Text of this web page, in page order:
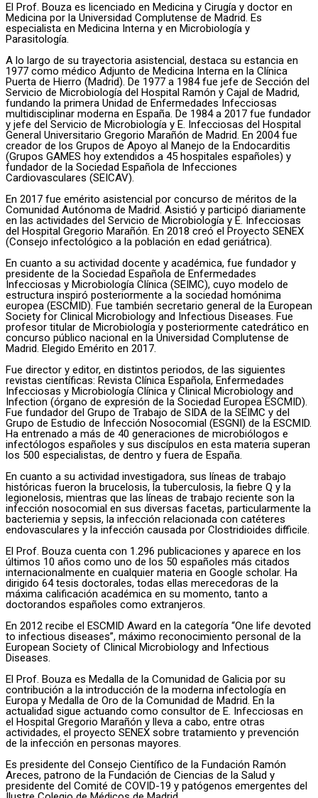
El Prof. Bouza es licenciado en Medicina y Cirugía y doctor en
Medicina por la Universidad Complutense de Madrid. Es
especialista en Medicina Interna y en Microbiología y
Parasitología.
A lo largo de su trayectoria asistencial, destaca su estancia en
1977 como médico Adjunto de Medicina Interna en la Clínica
Puerta de Hierro (Madrid). De 1977 a 1984 fue jefe de Sección del
Servicio de Microbiología del Hospital Ramón y Cajal de Madrid,
fundando la primera Unidad de Enfermedades Infecciosas
multidisciplinar moderna en España. De 1984 a 2017 fue fundador
y jefe del Servicio de Microbiología y E. Infecciosas del Hospital
General Universitario Gregorio Marañón de Madrid. En 2004 fue
creador de los Grupos de Apoyo al Manejo de la Endocarditis
(Grupos GAMES hoy extendidos a 45 hospitales españoles) y
fundador de la Sociedad Española de Infecciones
Cardiovasculares (SEICAV).
En 2017 fue emérito asistencial por concurso de méritos de la
Comunidad Autónoma de Madrid. Asistió y participó diariamente
en las actividades del Servicio de Microbiología y E. Infecciosas
del Hospital Gregorio Marañón. En 2018 creó el Proyecto SENEX
(Consejo infectológico a la población en edad geriátrica).
En cuanto a su actividad docente y académica, fue fundador y
presidente de la Sociedad Española de Enfermedades
Infecciosas y Microbiología Clínica (SEIMC), cuyo modelo de
estructura inspiró posteriormente a la sociedad homónima
europea (ESCMID). Fue también secretario general de la European
Society for Clinical Microbiology and Infectious Diseases. Fue
profesor titular de Microbiología y posteriormente catedrático en
concurso público nacional en la Universidad Complutense de
Madrid. Elegido Emérito en 2017.
Fue director y editor, en distintos periodos, de las siguientes
revistas científicas: Revista Clínica Española, Enfermedades
Infecciosas y Microbiología Clínica y Clinical Microbiology and
Infection (órgano de expresión de la Sociedad Europea ESCMID).
Fue fundador del Grupo de Trabajo de SIDA de la SEIMC y del
Grupo de Estudio de Infección Nosocomial (ESGNI) de la ESCMID.
Ha entrenado a más de 40 generaciones de microbiólogos e
infectólogos españoles y sus discípulos en esta materia superan
los 500 especialistas, de dentro y fuera de España.
En cuanto a su actividad investigadora, sus líneas de trabajo
históricas fueron la brucelosis, la tuberculosis, la fiebre Q y la
legionelosis, mientras que las líneas de trabajo reciente son la
infección nosocomial en sus diversas facetas, particularmente la
bacteriemia y sepsis, la infección relacionada con catéteres
endovasculares y la infección causada por Clostridioides difficile.
El Prof. Bouza cuenta con 1.296 publicaciones y aparece en los
últimos 10 años como uno de los 50 españoles más citados
internacionalmente en cualquier materia en Google scholar. Ha
dirigido 64 tesis doctorales, todas ellas merecedoras de la
máxima calificación académica en su momento, tanto a
doctorandos españoles como extranjeros.
En 2012 recibe el ESCMID Award en la categoría “One life devoted
to infectious diseases”, máximo reconocimiento personal de la
European Society of Clinical Microbiology and Infectious
Diseases.
El Prof. Bouza es Medalla de la Comunidad de Galicia por su
contribución a la introducción de la moderna infectología en
Europa y Medalla de Oro de la Comunidad de Madrid. En la
actualidad sigue actuando como consultor de E. Infecciosas en
el Hospital Gregorio Marañón y lleva a cabo, entre otras
actividades, el proyecto SENEX sobre tratamiento y prevención
de la infección en personas mayores.
Es presidente del Consejo Científico de la Fundación Ramón
Areces, patrono de la Fundación de Ciencias de la Salud y
presidente del Comité de COVID-19 y patógenos emergentes del